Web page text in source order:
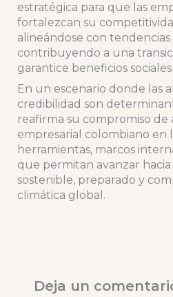
estratégica para que las
fortalezcan su
alineándose con
contribuyendo a una
garantice beneficios
En un escenario donde las
credibilidad son
reafirma su compromiso de
empresarial colombiano en
herramientas, marcos
que permitan avanzar
sostenible, preparado y
climática global.
Deja un